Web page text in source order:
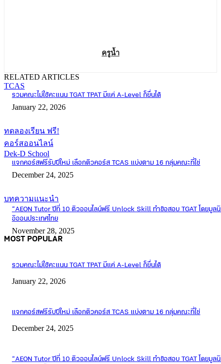
ครูน้ำ
RELATED ARTICLES
TCAS
รวมคณะไม่ใช้คะแนน TGAT TPAT มีแค่ A-Level ก็ยื่นได้
January 22, 2026
ทดลองเรียน ฟรี!
คอร์สออนไลน์
Dek-D School
แจกคอร์สฟรีรับปีใหม่ เลือกติวคอร์ส TCAS แบ่งตาม 16 กลุ่มคณะที่ใช่
December 24, 2025
บทความแนะนำ
“AEON Tutor ปีที่ 10 ติวออนไลน์ฟรี Unlock Skill ทำข้อสอบ TGAT โดยมูล
อิออนประเทศไทย
November 28, 2025
MOST POPULAR
รวมคณะไม่ใช้คะแนน TGAT TPAT มีแค่ A-Level ก็ยื่นได้
January 22, 2026
แจกคอร์สฟรีรับปีใหม่ เลือกติวคอร์ส TCAS แบ่งตาม 16 กลุ่มคณะที่ใช่
December 24, 2025
“AEON Tutor ปีที่ 10 ติวออนไลน์ฟรี Unlock Skill ทำข้อสอบ TGAT โดยมูล